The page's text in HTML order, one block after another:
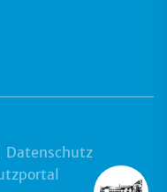
Datenschutz